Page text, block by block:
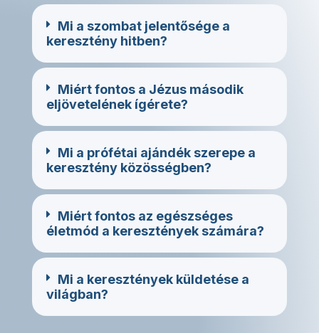
Mi a szombat jelentősége a
keresztény hitben?
Miért fontos a Jézus második
eljövetelének ígérete?
Mi a prófétai ajándék szerepe a
keresztény közösségben?
Miért fontos az egészséges
életmód a keresztények számára?
Mi a keresztények küldetése a
világban?